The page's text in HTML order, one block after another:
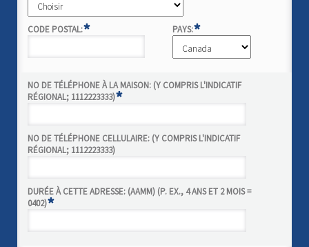
CODE POSTAL:* PAYS:*
NO DE TÉLÉPHONE À LA MAISON: (Y COMPRIS L'INDICATIF
RÉGIONAL; 1112223333)*
NO DE TÉLÉPHONE CELLULAIRE: (Y COMPRIS L'INDICATIF
RÉGIONAL; 1112223333)
DURÉE À CETTE ADRESSE: (AAMM) (P. EX., 4 ANS ET 2 MOIS =
0402)*